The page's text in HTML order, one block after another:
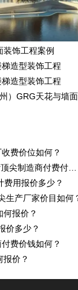
饰工程案例
造型装饰工程
造型装饰工程
）GRG天花与墙
费价位如何？
费用报价多少？
生产厂家价目如何
报价？
价多少？
费价钱如何？
报价？